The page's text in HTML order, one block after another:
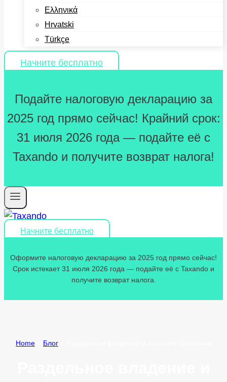
Ελληνικά
Hrvatski
Türkçe
Начните бесплатно
Подайте налоговую декларацию за
2025 год прямо сейчас! Крайний срок:
31 июля 2026 года — подайте её с
Taxando и получите возврат налога!
Начните бесплатно
Оформите налоговую декларацию за 2025 год прямо сейчас!
Срок истекает 31 июля 2026 года — подайте её с Taxando и
получите возврат налога.
Home Блог